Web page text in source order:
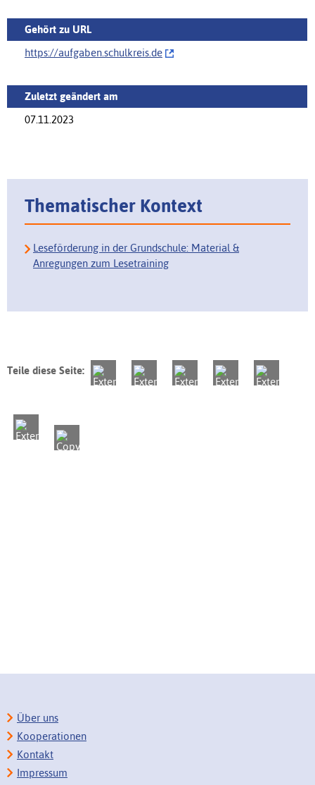
Gehört zu URL
https://‌aufgaben.schulkreis.de
Zuletzt geändert am
07.11.2023
Thematischer Kontext
Leseförderung in der Grundschule: Material &
Anregungen zum Lesetraining
Teile diese Seite:
Über uns
Kooperationen
Kontakt
Impressum